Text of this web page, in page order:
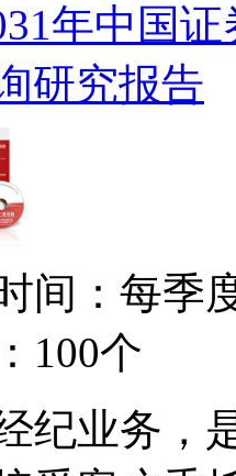
年中国
研究报告
间：每季
100个
纪业务，